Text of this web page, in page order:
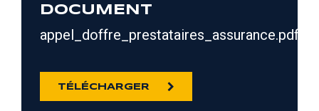
DOCUMENT
appel_doffre_prestataires_assurance.pdf
TÉLÉCHARGER